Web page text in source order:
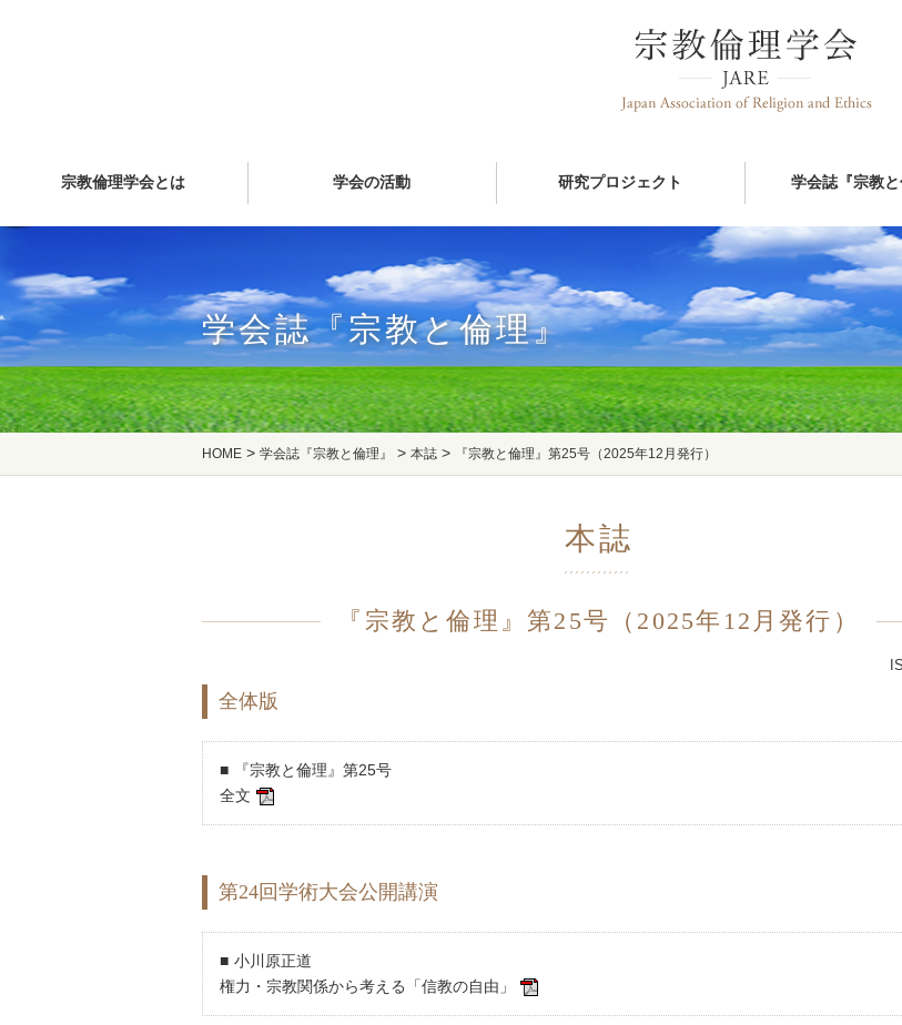
宗教倫理学会とは 学会の活動 研究プロジェクト 学会誌『宗教と
学会誌『宗教と倫理』
HOME > 学会誌『宗教と倫理』 > 本誌 > 『宗教と倫理』第25号（2025年12月発行）
本誌
『宗教と倫理』第25号（2025年12月発行）
全体版
『宗教と倫理』第25号
全文
第24回学術大会公開講演
小川原正道
権力・宗教関係から考える「信教の自由」